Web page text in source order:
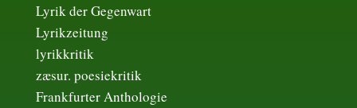
Lyrik der Gegenwart
Lyrikzeitung
lyrikkritik
zæsur. poesiekritik
Frankfurter Anthologie